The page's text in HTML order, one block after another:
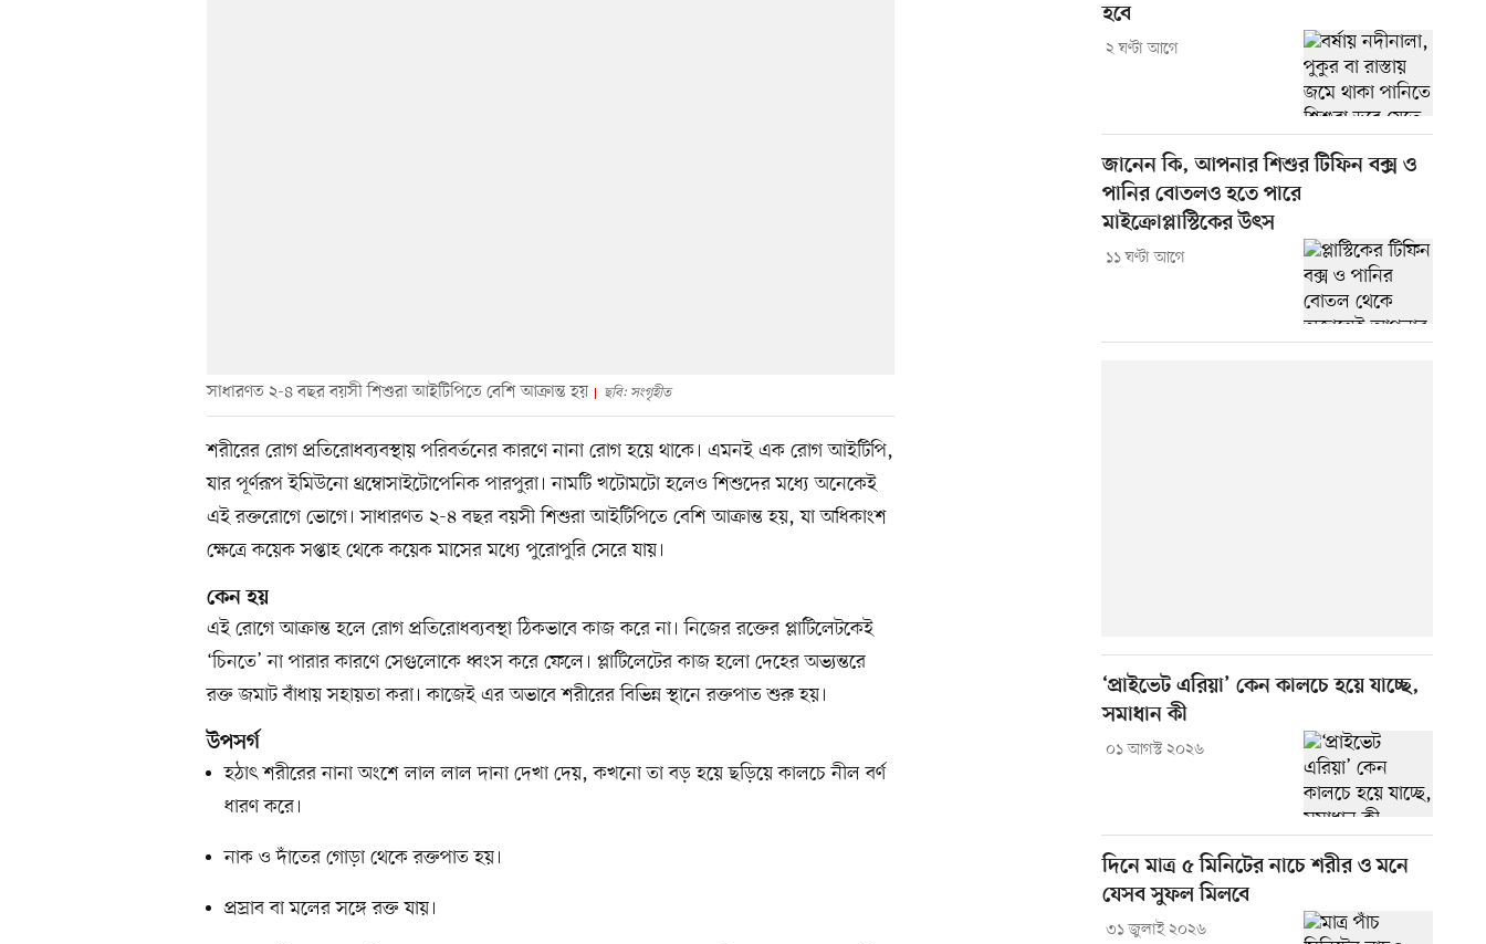
সাধারণত ২-৪ বছর বয়সী শিশুরা আইটিপিতে বেশি আক্রান্ত হয় ছবি: সংগৃহীত
শরীরের রোগ প্রতিরোধব্যবস্থায় পরিবর্তনের কারণে নানা রোগ হয়ে থাকে। এমনই এক রোগ আইটিপি,
যার পূর্ণরূপ ইমিউনো থ্রম্বোসাইটোপেনিক পারপুরা। নামটি খটোমটো হলেও শিশুদের মধ্যে অনেকেই
এই রক্তরোগে ভোগে। সাধারণত ২-৪ বছর বয়সী শিশুরা আইটিপিতে বেশি আক্রান্ত হয়, যা অধিকাংশ
ক্ষেত্রে কয়েক সপ্তাহ থেকে কয়েক মাসের মধ্যে পুরোপুরি সেরে যায়।
কেন হয়
এই রোগে আক্রান্ত হলে রোগ প্রতিরোধব্যবস্থা ঠিকভাবে কাজ করে না। নিজের রক্তের প্লাটিলেটকেই
‘চিনতে’ না পারার কারণে সেগুলোকে ধ্বংস করে ফেলে। প্লাটিলেটের কাজ হলো দেহের অভ্যন্তরে
রক্ত জমাট বাঁধায় সহায়তা করা। কাজেই এর অভাবে শরীরের বিভিন্ন স্থানে রক্তপাত শুরু হয়।
উপসর্গ
হঠাৎ শরীরের নানা অংশে লাল লাল দানা দেখা দেয়, কখনো তা বড় হয়ে ছড়িয়ে কালচে নীল বর্ণ
ধারণ করে।
নাক ও দাঁতের গোড়া থেকে রক্তপাত হয়।
প্রস্রাব বা মলের সঙ্গে রক্ত যায়।
হবে
২ ঘণ্টা আগে
জানেন কি, আপনার শিশুর টিফিন বক্স ও
পানির বোতলও হতে পারে
মাইক্রোপ্লাস্টিকের উৎস
১১ ঘণ্টা আগে
‘প্রাইভেট এরিয়া’ কেন কালচে হয়ে যাচ্ছে,
সমাধান কী
০১ আগস্ট ২০২৬
দিনে মাত্র ৫ মিনিটের নাচে শরীর ও মনে
যেসব সুফল মিলবে
৩১ জুলাই ২০২৬